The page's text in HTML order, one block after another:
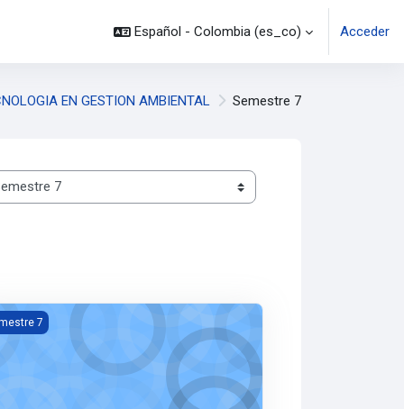
Español - Colombia ‎(es_co)‎ Acceder
EN GESTION AMBIENTAL Semestre 7
UCAYA- - Estadística Inferencial - TGAmb- S7 - El Dovio - F. de
7